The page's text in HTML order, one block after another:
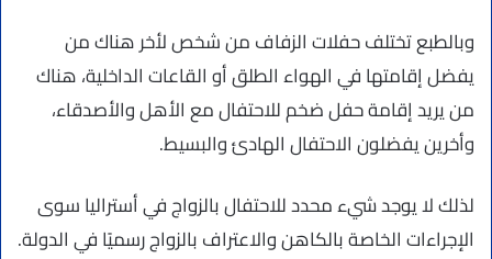
وبالطبع تختلف حفلات الزفاف من شخص لأخر هناك من
يفضل إقامتها في الهواء الطلق أو القاعات الداخلية، هناك
من يريد إقامة حفل ضخم للاحتفال مع الأهل والأصدقاء،
وأخرين يفضلون الاحتفال الهادئ والبسيط.
لذلك لا يوجد شيء محدد للاحتفال بالزواج في أستراليا سوى
الإجراءات الخاصة بالكاهن والاعتراف بالزواج رسميًا في الدولة.